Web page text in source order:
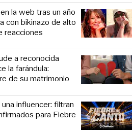
la web tras un año
con bikinazo de alto
reacciones
a reconocida
la farándula:
de su matrimonio
influencer: filtran
para Fiebre